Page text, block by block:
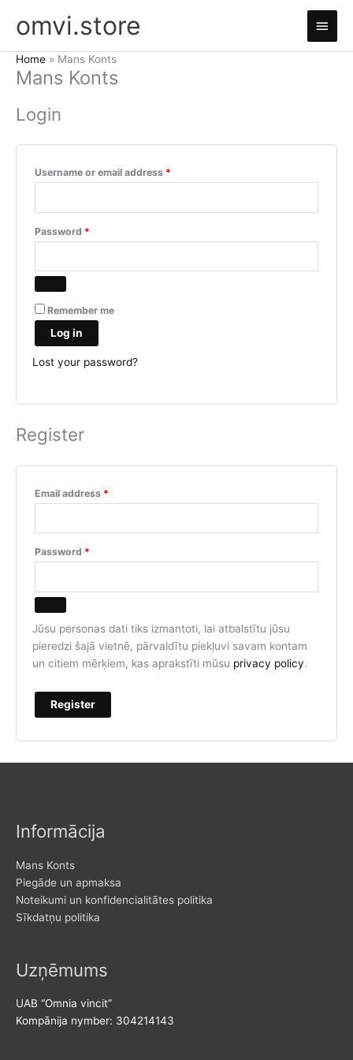
omvi.store
Main
Menu
Home Mans Konts
Mans Konts
Login
Username or email address *
Password *
Remember me
Log in
Lost your password?
Register
Email address *
Password *
Jūsu personas dati tiks izmantoti, lai atbalstītu jūsu
pieredzi šajā vietnē, pārvaldītu piekļuvi savam kontam
un citiem mērķiem, kas aprakstīti mūsu privacy policy.
Register
Informācija
Mans Konts
Piegāde un apmaksa
Noteikumi un konfidencialitātes politika
Sīkdatņu politika
Uzņēmums
UAB “Omnia vincit”
Kompānija nymber: 304214143